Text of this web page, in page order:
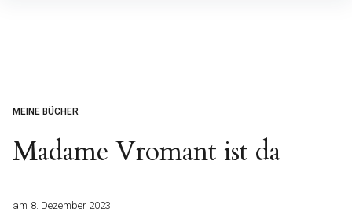
MEINE BÜCHER
Madame Vromant ist da
am 8. Dezember 2023